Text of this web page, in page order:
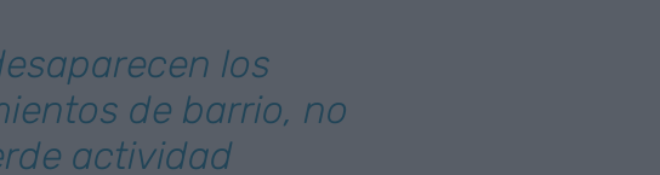
los
de barrio, no
actividad